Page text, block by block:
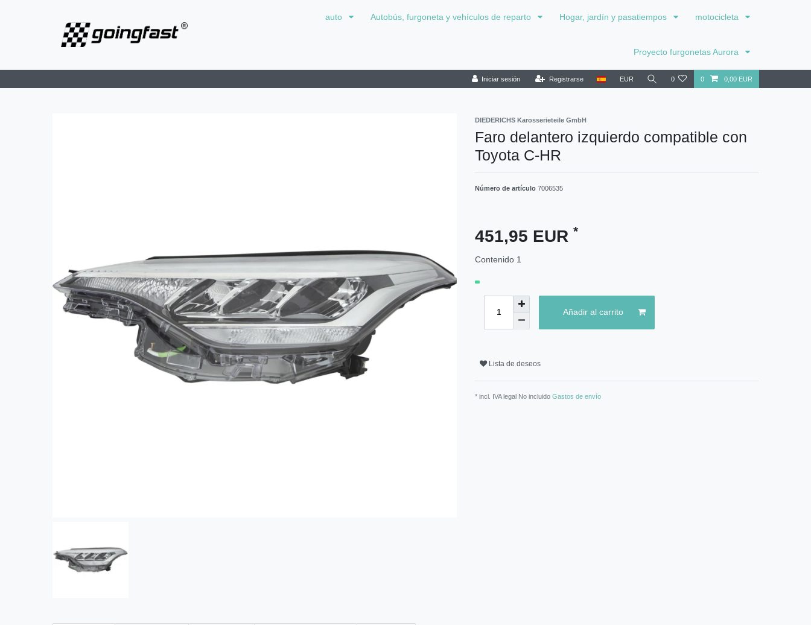
auto Autobús, furgoneta y vehículos de reparto Hogar, jardín y pasatiempos motocicleta
Proyecto furgonetas Aurora
Iniciar sesión Registrarse EUR 0 0 0,00 EUR
DIEDERICHS Karosserieteile GmbH
Faro delantero izquierdo compatible con
Toyota C-HR
Número de artículo 7006535
451,95 EUR *
Contenido 1
Añadir al carrito
Lista de deseos
* incl. IVA legal No incluido Gastos de envío